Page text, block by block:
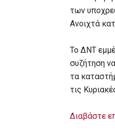
των
Ανοιχτά
Το ΔΝΤ
συζήτηση
τα
τις
Διαβάστε